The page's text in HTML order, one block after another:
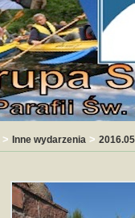
> Inne wydarzenia >